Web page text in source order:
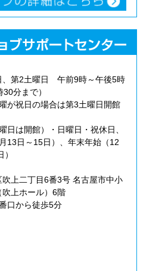
、第2土曜日 午前9時～午後5時
30分まで）
が祝日の場合は第3土曜日開館
日は開館）・日曜日・祝休日、
13日～15日）、年末年始（12
上二丁目6番3号 名古屋市中小
上ホール）6階
口から徒歩5分